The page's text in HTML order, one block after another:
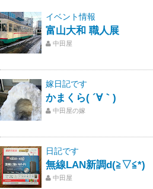
イベント情報
富山大和 職人展
中田屋
嫁日記です
かまくら( ´∀｀)
中田屋の嫁
日記です
無線LAN新調d(≧▽≦*)
中田屋